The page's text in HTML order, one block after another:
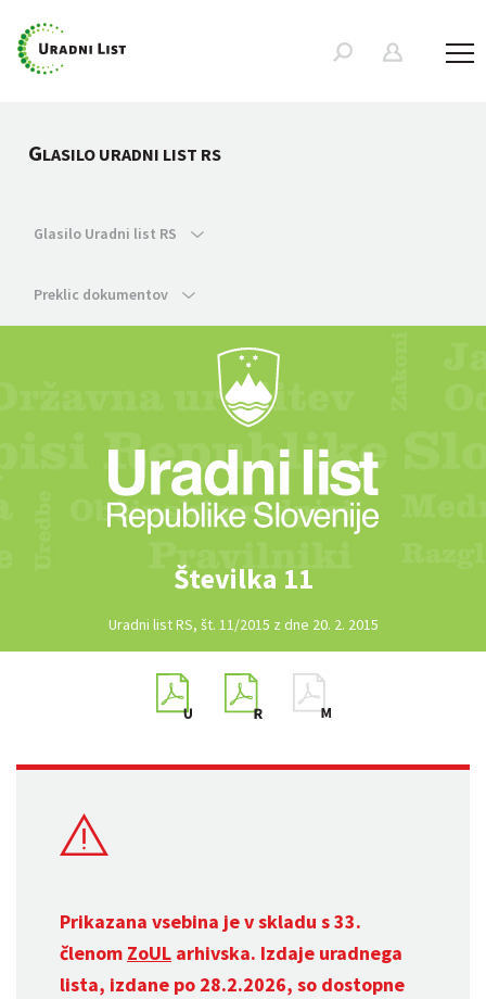
GLASILO URADNI LIST RS
Glasilo Uradni list RS
Preklic dokumentov
Številka 11
Uradni list RS, št. 11/2015 z dne 20. 2. 2015
Prikazana vsebina je v skladu s 33.
členom ZoUL arhivska. Izdaje uradnega
lista, izdane po 28.2.2026, so dostopne